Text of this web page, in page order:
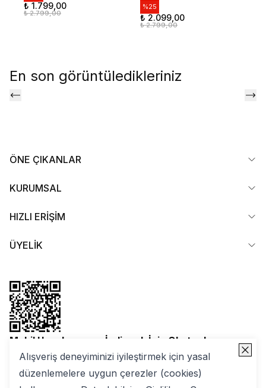
Alışveriş deneyiminizi iyileştirmek için yasal
düzenlemelere uygun çerezler (cookies)
₺ 1.799,00
₺ 2.799,00
%25
₺ 2.099,00
₺ 2.799,00
En son görüntüledikleriniz
ÖNE ÇIKANLAR
KURUMSAL
HIZLI ERİŞİM
ÜYELİK
Mobil Uygulamamızı İndirmek İçin Okutun!